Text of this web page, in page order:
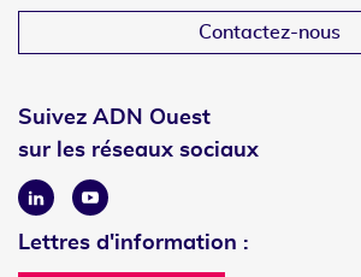
Contactez-nous
Suivez ADN Ouest
sur les réseaux sociaux
LinkedinYoutube
Lettres d'information :